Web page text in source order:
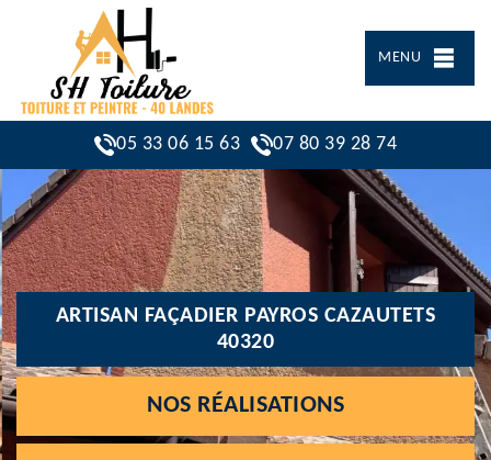
MENU
05 33 06 15 63 07 80 39 28 74
ARTISAN FAÇADIER PAYROS CAZAUTETS
40320
NOS RÉALISATIONS